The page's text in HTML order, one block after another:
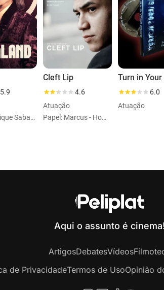
5.9
Papel: Enrique Sabater
Cleft Lip
4.6
Atuação
Papel: Marcus - Homeless Man
Turn in Your
6.0
Atuação
Aqui o assunto é cinema!
ArtigosDebatesVídeos
de PrivacidadeTermos de UsoOpinião